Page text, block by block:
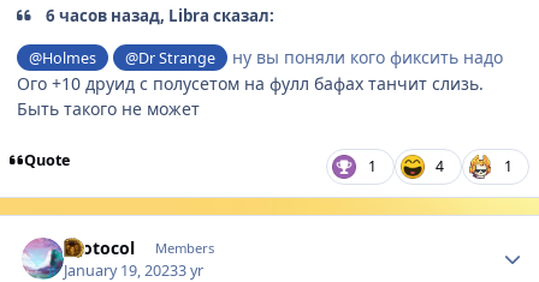
6 часов назад, Libra сказал:
@Holmes @Dr Strange
ну вы поняли кого фиксить надо
Ого +10 друид с полусетом на фулл бафах танчит слизь.
Быть такого не может
Quote 1 4 1
Protocol Members
January 19, 20233 yr